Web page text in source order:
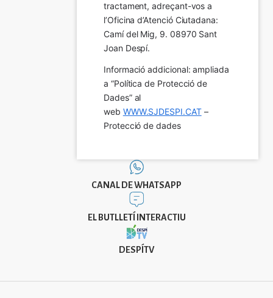
tractament, adreçant-vos a
l’Oficina d’Atenció Ciutadana:
Camí del Mig, 9. 08970 Sant
Joan Despí.
Informació addicional: ampliada
a “Política de Protecció de
Dades” al
web WWW.SJDESPI.CAT –
Protecció de dades
CANAL DE WHATSAPP
EL BUTLLETÍ INTERACTIU
DESPÍTV